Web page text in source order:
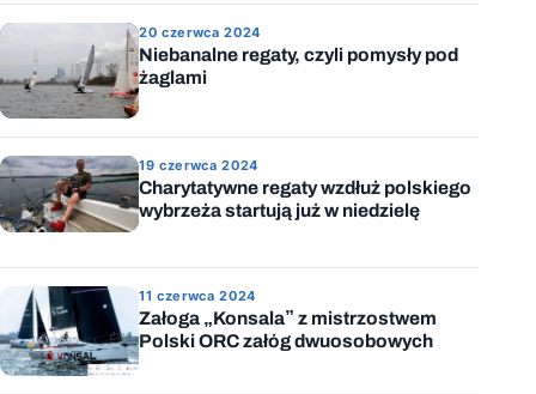
20 czerwca 2024
Niebanalne regaty, czyli pomysły pod
żaglami
19 czerwca 2024
Charytatywne regaty wzdłuż polskiego
wybrzeża startują już w niedzielę
11 czerwca 2024
Załoga „Konsala” z mistrzostwem
Polski ORC załóg dwuosobowych